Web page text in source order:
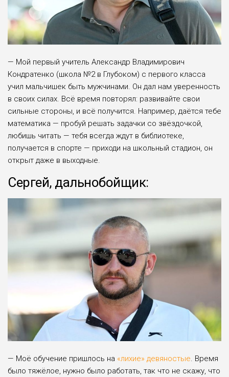
— Мой первый учитель Александр Владимирович
Кондратенко (школа №2 в Глубоком) с первого класса
учил мальчишек быть мужчинами. Он дал нам уверенность
в своих силах. Всё время повторял: развивайте свои
сильные стороны, и всё получится. Например, даётся тебе
математика — пробуй решать задачки со звёздочкой,
любишь читать — тебя всегда ждут в библиотеке,
получается в спорте — приходи на школьный стадион, он
открыт даже в выходные.
Сергей, дальнобойщик:
— Моё обучение пришлось на «лихие» девяно­стые. Время
было тяжёлое, нужно было работать, так что не скажу, что